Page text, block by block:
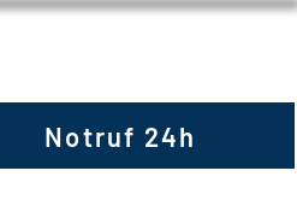
Notruf 24h